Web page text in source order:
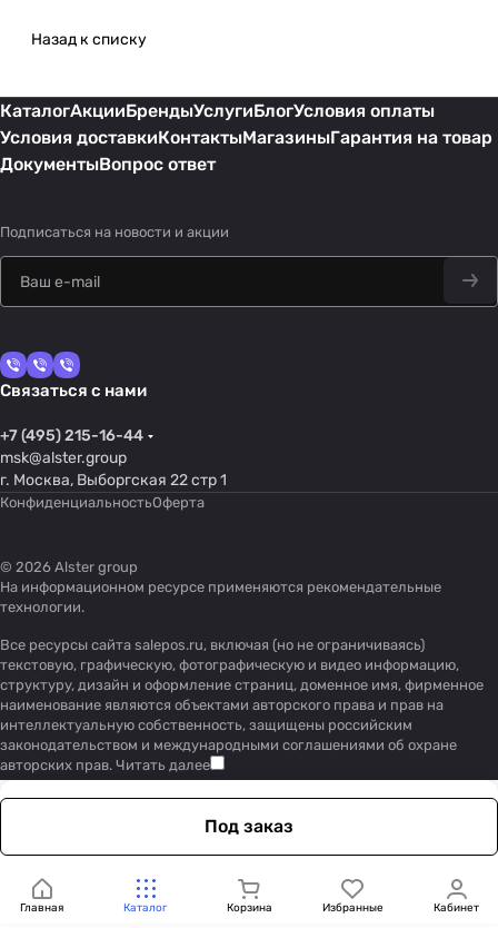
Назад к списку
КаталогАкцииБрендыУслугиБлогУсловия оплаты
Условия доставкиКонтактыМагазиныГарантия на товар
ДокументыВопрос ответ
Подписаться на новости и акции
Связаться с нами
+7 (495) 215-16-44
msk@alster.group
г. Москва, Выборгская 22 стр 1
КонфиденциальностьОферта
© 2026 Alster group
На информационном ресурсе применяются рекомендательные
технологии.
Все ресурсы сайта salepos.ru, включая (но не ограничиваясь)
текстовую, графическую, фотографическую и видео информацию,
структуру, дизайн и оформление страниц, доменное имя, фирменное
наименование являются объектами авторского права и прав на
интеллектуальную собственность, защищены российским
законодательством и международными соглашениями об охране
авторских прав. Читать далее
Под заказ
Главная Каталог Корзина Избранные Кабинет